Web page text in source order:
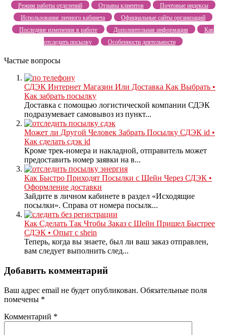
Режим работы отделений Отзывы клиентов
Почтовые индексы
Использование личного кабинета
Официальные сайты организаций
Последние изменения в работе
Дополнительная информация
Как
отследить посылку
Особенности деятельности
Частые вопросы
СДЭК Интернет Магазин Или Доставка Как Выбрать •
Как забрать посылку
Доставка с помощью логистической компании СДЭК
подразумевает самовывоз из пункт...
Может ли Другой Человек Забрать Посылку СДЭК id •
Как сделать сдэк id
Кроме трек-номера и накладной, отправитель может
предоставить номер заявки на в...
Как Быстро Приходят Посылки с Шейн Через СДЭК •
Оформление доставки
Зайдите в личном кабинете в раздел «Исходящие
посылки». Справа от номера посылк...
Как Сделать Так Чтобы Заказ с Шейн Пришел Быстрее
СДЭК • Опыт с shein
Теперь, когда вы знаете, был ли ваш заказ отправлен,
вам следует выполнить след...
Добавить комментарий
Ваш адрес email не будет опубликован. Обязательные поля
помечены *
Комментарий *